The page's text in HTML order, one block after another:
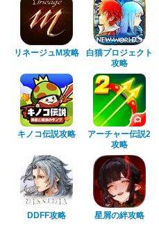
リネージュM攻略
白猫プロジェクト
攻略
キノコ伝説攻略
アーチャー伝説2
攻略
DDFF攻略 星屑の絆攻略